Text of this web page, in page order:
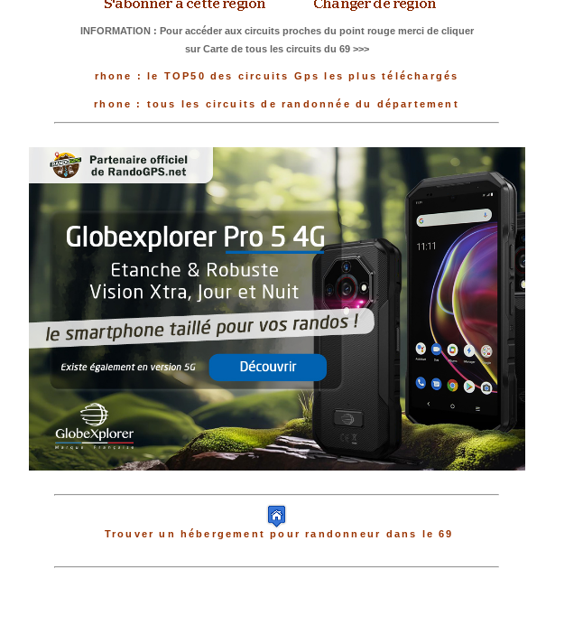
INFORMATION : Pour accéder aux circuits proches du point rouge merci de cliquer
sur Carte de tous les circuits du 69 >>>
rhone : le TOP50 des circuits Gps les plus téléchargés
rhone : tous les circuits de randonnée du département
Trouver un hébergement pour randonneur dans le 69